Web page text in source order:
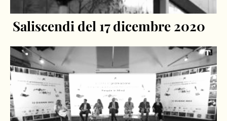
Saliscendi del 17 dicembre 2020